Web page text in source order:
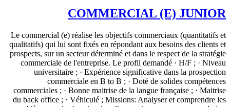
COMMERCIAL (E) JUNIOR
Le commercial (e) réalise les objectifs commerciaux (quantitatifs et
qualitatifs) qui lui sont fixés en répondant aux besoins des clients et
prospects, sur un secteur déterminé et dans le respect de la stratégie
commerciale de l'entreprise. Le profil demandé · H/F ; · Niveau
universitaire ; · Expérience significative dans la prospection
commerciale en B to B ; · Doté de solides compétences
commerciales ; · Bonne maitrise de la langue française ; · Maitrise
du back office ; · Véhiculé ; Missions: Analyser et comprendre les